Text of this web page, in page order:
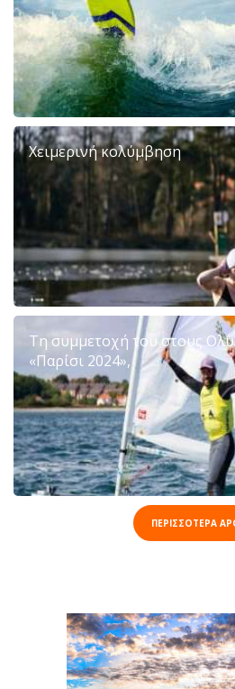
Χειμερινή κολύμβηση
Τη συμμετοχή του στους
«Παρίσι 2024»,
ΠΕΡΙΣΣΟΤΕΡΑ